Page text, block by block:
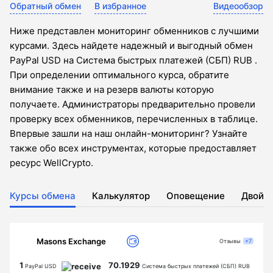
Обратный обмен В избранное Видеообзор
Ниже представлен мониторинг обменников с лучшими
курсами. Здесь найдете надежный и выгодный обмен
PayPal USD на Система быстрых платежей (СБП) RUB .
При определении оптимального курса, обратите
внимание также и на резерв валюты которую
получаете. Администраторы предварительно провели
проверку всех обменников, перечисленных в таблице.
Впервые зашли на наш онлайн-мониторинг? Узнайте
также обо всех инструментах, которые предоставляет
ресурс WellCrypto.
Курсы обмена Калькулятор Оповещение
Masons Exchange
1 PayPal USD 70.1929 Система быстрых платежей (СБП) RUB
Отзывы +7